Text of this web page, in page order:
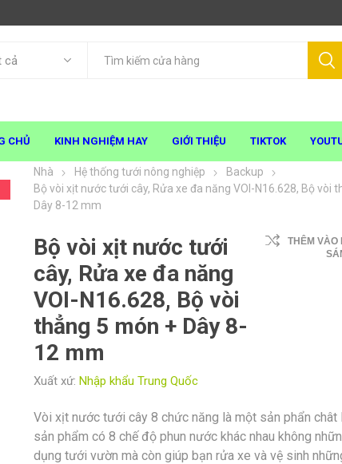
CHỦ KINH NGHIỆM HAY GIỚI THIỆU TIKTOK
Nhà Hệ thống tưới nông nghiệp
Backup
Bộ vòi xịt nước tưới cây, Rửa xe đa năng VOI-N16.628, Bộ vòi
Dây 8-12 mm
Bộ vòi xịt nước tưới
cây, Rửa xe đa năng
VOI-N16.628, Bộ vòi
thẳng 5 món + Dây 8-
12 mm
Xuất xứ: Nhập khẩu Trung Quốc
THÊM VÀO
Vòi xịt nước tưới cây 8 chức năng là một sản phẩn chât
sản phẩm có 8 chế độ phun nước khác nhau không
dụng tưới vườn mà còn giúp bạn rửa xe và vệ sinh